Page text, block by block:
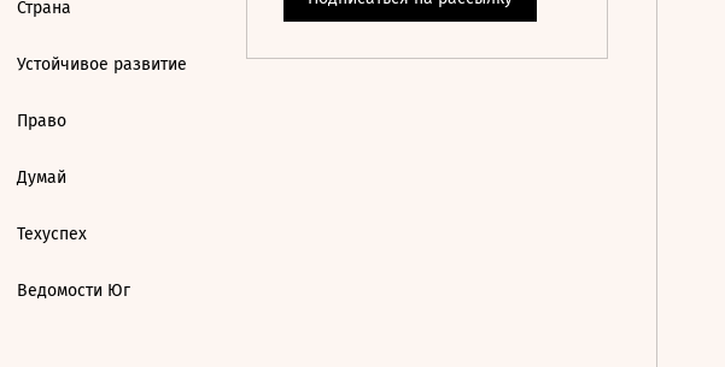
Страна
Устойчивое развитие
Право
Думай
Техуспех
Ведомости Юг